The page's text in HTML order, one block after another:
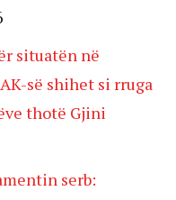
situatën në
së shihet si rruga
thotë Gjini
serb: